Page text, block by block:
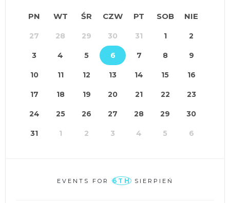
pPN WT ŚR CZW PT SOB NIE
27 28 29 30 31 1 2
3 4 5 6 7 8 9
10 11 12 13 14 15 16
17 18 19 20 21 22 23
24 25 26 27 28 29 30
31 1 2 3 4 5 6
EVENTS FOR 6THSIERPIEŃ